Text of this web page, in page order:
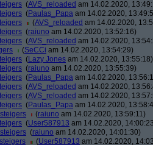
(AVS_reloaded am 14.02.2020,
(Paulas_Papa am 14.02.2020,
(AVS_reloaded am 14.02.2020,
(raiuno am 14.02.2020, 13:52:16)
(AVS_reloaded am 14.02.2020,
(SeCCi am 14.02.2020, 13:54:29)
(Lazy Jones am 14.02.2020, 13:55:18)
(raiuno am 14.02.2020, 13:55:39)
(Paulas_Papa am 14.02.2020,
(AVS_reloaded am 14.02.2020,
(AVS_reloaded am 14.02.2020,
(Paulas_Papa am 14.02.2020,
(raiuno am 14.02.2020, 13:59:11)
(User587913 am 14.02.2020,
(raiuno am 14.02.2020, 14:01:30)
(User587913 am 14.02.2020,